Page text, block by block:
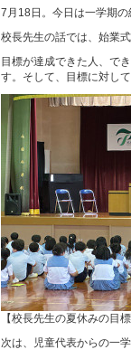
7月18日。今日は一学期の
校長先生の話では、始業
目標が達成できた人、で
す。そして、目標に対し
【校長先生の夏休みの目
次は、児童代表からの一